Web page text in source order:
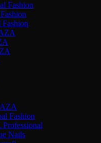
Fashion
Fashion
Nails